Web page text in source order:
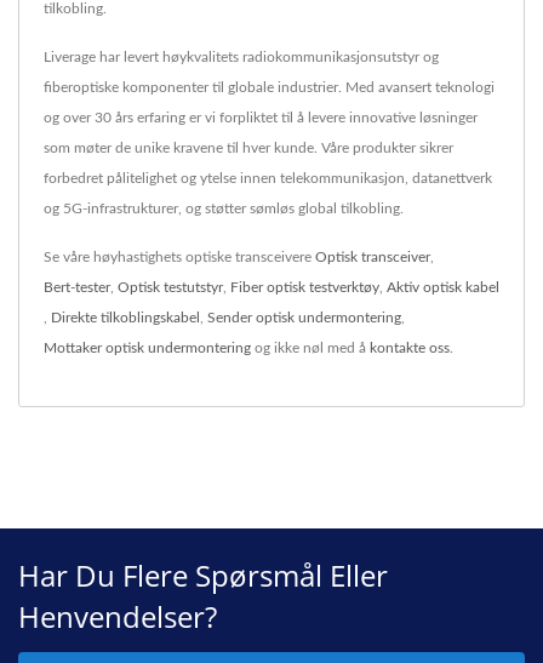
tilkobling.
Liverage har levert høykvalitets radiokommunikasjonsutstyr og
fiberoptiske komponenter til globale industrier. Med avansert teknologi
og over 30 års erfaring er vi forpliktet til å levere innovative løsninger
som møter de unike kravene til hver kunde. Våre produkter sikrer
forbedret pålitelighet og ytelse innen telekommunikasjon, datanettverk
og 5G-infrastrukturer, og støtter sømløs global tilkobling.
Se våre høyhastighets optiske transceivere Optisk transceiver,
Bert-tester, Optisk testutstyr, Fiber optisk testverktøy Aktiv optisk kabel
Direkte tilkoblingskabel Sender optisk undermontering
Mottaker optisk undermontering og ikke nøl med å kontakte oss
Har Du Flere Spørsmål Eller
Henvendelser?